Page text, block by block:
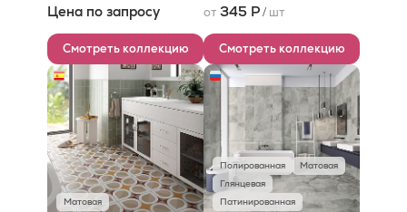
Цена по запросу
Смотреть коллекцию
от 345 Р/ шт
Смотреть коллекцию
Матовая
Полированная
Матовая
Глянцевая
Патинированная